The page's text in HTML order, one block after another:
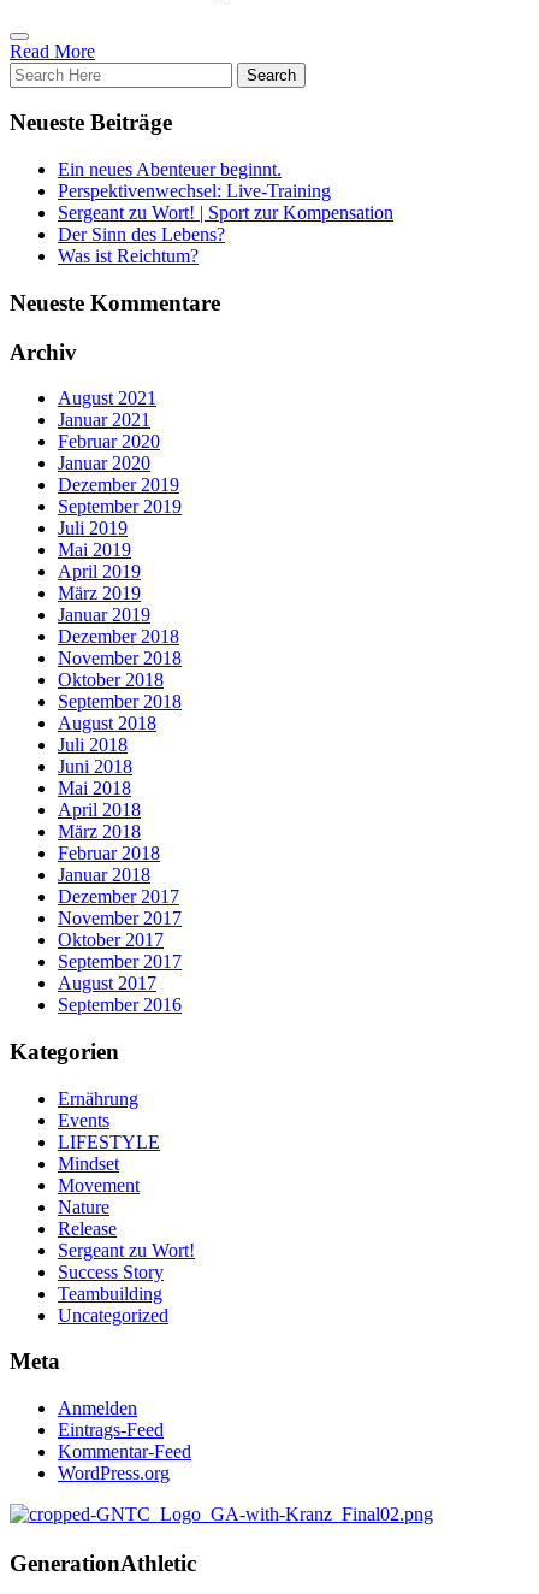
Read More
Neueste Beiträge
Ein neues Abenteuer beginnt.
Perspektivenwechsel: Live-Training
Sergeant zu Wort! | Sport zur Kompensation
Der Sinn des Lebens?
Was ist Reichtum?
Neueste Kommentare
Archiv
August 2021
Januar 2021
Februar 2020
Januar 2020
Dezember 2019
September 2019
Juli 2019
Mai 2019
April 2019
März 2019
Januar 2019
Dezember 2018
November 2018
Oktober 2018
September 2018
August 2018
Juli 2018
Juni 2018
Mai 2018
April 2018
März 2018
Februar 2018
Januar 2018
Dezember 2017
November 2017
Oktober 2017
September 2017
August 2017
September 2016
Kategorien
Ernährung
Events
LIFESTYLE
Mindset
Movement
Nature
Release
Sergeant zu Wort!
Success Story
Teambuilding
Uncategorized
Meta
Anmelden
Eintrags-Feed
Kommentar-Feed
WordPress.org
GenerationAthletic